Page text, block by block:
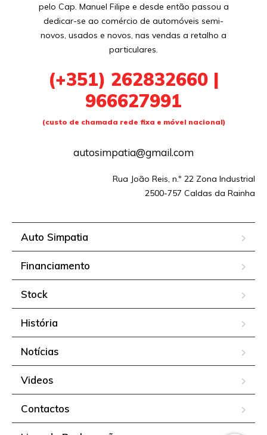
pelo Cap. Manuel Filipe e desde então passou a
dedicar-se ao comércio de automóveis semi-
novos, usados e novos, nas vendas a retalho a
particulares.
(+351) 262832660 |
966627991
(custo de chamada rede fixa e móvel nacional)
autosimpatia@gmail.com
Rua João Reis, n.º 22 Zona Industrial
2500-757 Caldas da Rainha
Auto Simpatia
Financiamento
Stock
História
Notícias
Videos
Contactos